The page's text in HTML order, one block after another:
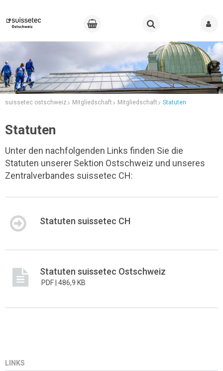
suissetec ostschweiz Mitgliedschaft Mitgliedschaft Statuten
Statuten
Unter den nachfolgenden Links finden Sie die
Statuten unserer Sektion Ostschweiz und unseres
Zentralverbandes suissetec CH:
Statuten suissetec CH
Statuten suissetec Ostschweiz
PDF | 486,9 KB
LINKS